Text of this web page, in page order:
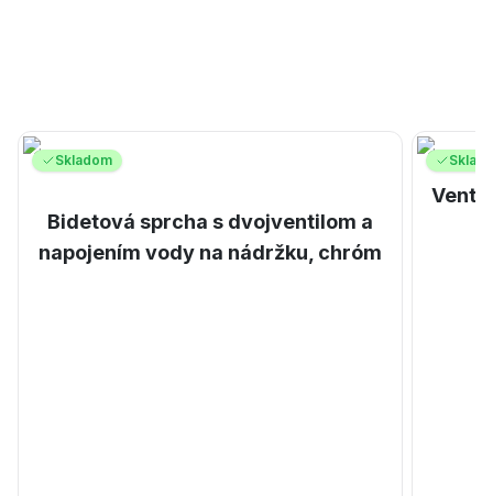
Skladom
Bidetová sprcha s dvojventilom a
napojením vody na nádržku, chróm
Ventil